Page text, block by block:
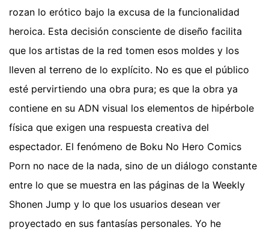
rozan lo erótico bajo la excusa de la funcionalidad
heroica. Esta decisión consciente de diseño facilita
que los artistas de la red tomen esos moldes y los
lleven al terreno de lo explícito. No es que el público
esté pervirtiendo una obra pura; es que la obra ya
contiene en su ADN visual los elementos de hipérbole
física que exigen una respuesta creativa del
espectador. El fenómeno de Boku No Hero Comics
Porn no nace de la nada, sino de un diálogo constante
entre lo que se muestra en las páginas de la Weekly
Shonen Jump y lo que los usuarios desean ver
proyectado en sus fantasías personales. Yo he